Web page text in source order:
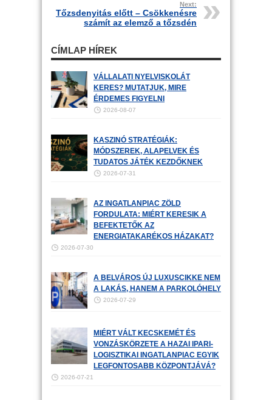
Next:
Tőzsdenyitás előtt – Csökkenésre
számít az elemző a tőzsdén
CÍMLAP HÍREK
VÁLLALATI NYELVISKOLÁT
KERES? MUTATJUK, MIRE
ÉRDEMES FIGYELNI
2026-08-07
KASZINÓ STRATÉGIÁK:
MÓDSZEREK, ALAPELVEK ÉS
TUDATOS JÁTÉK KEZDŐKNEK
2026-07-31
AZ INGATLANPIAC ZÖLD
FORDULATA: MIÉRT KERESIK A
BEFEKTETŐK AZ
ENERGIATAKARÉKOS HÁZAKAT?
2026-07-30
A BELVÁROS ÚJ LUXUSCIKKE NEM
A LAKÁS, HANEM A PARKOLÓHELY
2026-07-29
MIÉRT VÁLT KECSKEMÉT ÉS
VONZÁSKÖRZETE A HAZAI IPARI-
LOGISZTIKAI INGATLANPIAC EGYIK
LEGFONTOSABB KÖZPONTJÁVÁ?
2026-07-21